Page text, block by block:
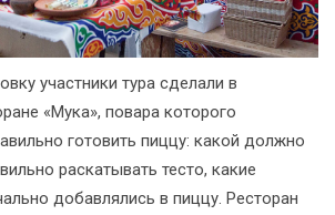
участники тура сделали в
«Мука», повара которого
готовить пиццу: какой должно
раскатывать тесто, какие
добавлялись в пиццу. Ресторан